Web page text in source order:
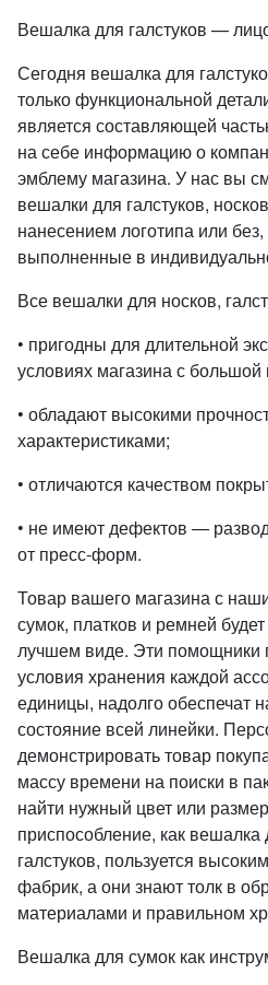
Вешалка для галстуков —
Сегодня вешалка для
только функциональной
является составляющей
на себе информацию о
эмблему магазина. У нас вы
вешалки для галстуков,
нанесением логотипа или
выполненные в
Все вешалки для носков,
• пригодны для длительной
условиях магазина с
• обладают высокими
характеристиками;
• отличаются качеством
• не имеют дефектов —
от пресс-форм.
Товар вашего магазина с
сумок, платков и ремней
лучшем виде. Эти помощники
условия хранения каждой
единицы, надолго обеспечат
состояние всей линейки.
демонстрировать товар
массу времени на поиски в
найти нужный цвет или
приспособление, как вешалка
галстуков, пользуется
фабрик, а они знают толк в
материалами и правильном
Вешалка для сумок как